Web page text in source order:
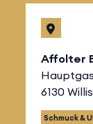
Affolter
6130
Schmuck &